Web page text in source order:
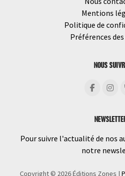
Mentions
Politique de
Préférences
NOUS
Pour suivre l'actualité de nos
notre
Copyright © 2026 Éditions Zones |